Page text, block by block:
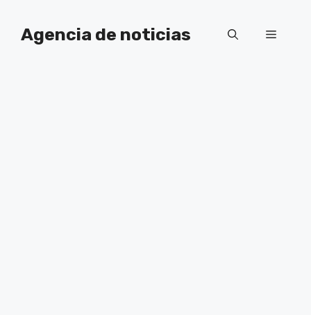
contenido
Agencia de noticias Menú